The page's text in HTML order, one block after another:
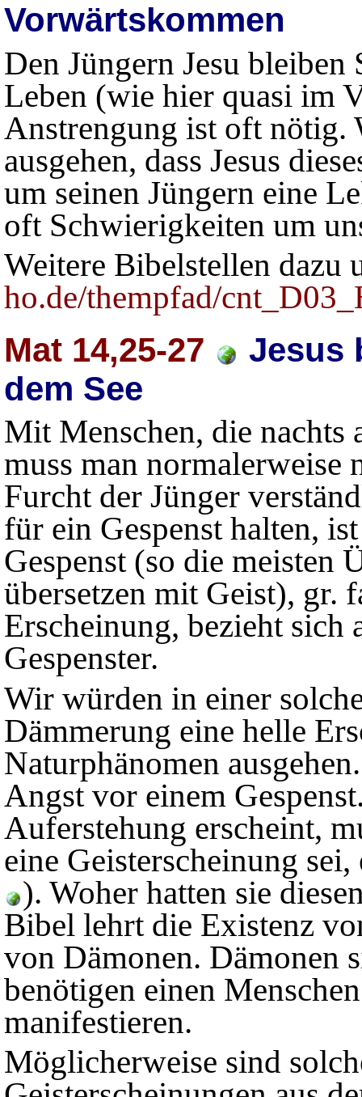
Vorwärtskommen
Den Jüngern Jesu
Leben (wie hier quasi im
Anstrengung ist oft nötig.
ausgehen, dass Jesus
um seinen Jüngern eine
oft Schwierigkeiten um
Weitere Bibelstellen dazu
ho.de/thempfad/
Mat 14,25-27
Jesus
dem See
Mit Menschen, die nachts
muss man normalerweise
Furcht der Jünger
für ein Gespenst halten,
Gespenst (so die meisten
übersetzen mit Geist), gr.
Erscheinung, bezieht sich
Gespenster.
Wir würden in einer
Dämmerung eine helle
Naturphänomen
Angst vor einem
Auferstehung erscheint,
eine Geisterscheinung
). Woher hatten sie
Bibel lehrt die Existenz
von Dämonen. Dämonen
benötigen einen
manifestieren.
Möglicherweise sind